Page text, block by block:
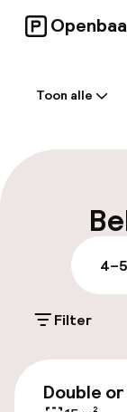
Express
Parkeren
(buiten)
€ 18,00
Toon alle
Filter
Double